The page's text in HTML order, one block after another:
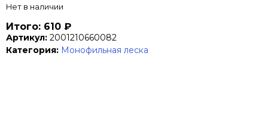
Нет в наличии
Итого: 610 ₽
Артикул: 2001210660082
Категория: Монофильная леска